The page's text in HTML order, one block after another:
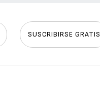
SUSCRIBIRSE GRATIS